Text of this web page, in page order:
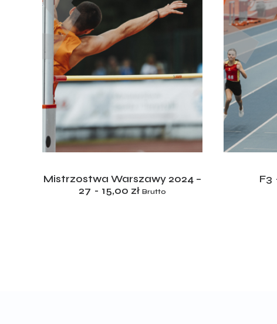
ADD TO CART
Mistrzostwa Warszawy 2024 –
27
15,00 zł Brutto
F3